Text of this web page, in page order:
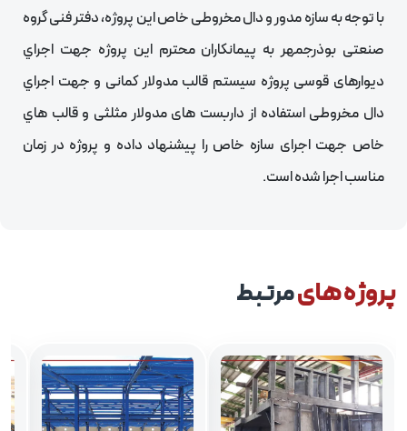
با توجه به سازه مدور و دال مخروطی خاص اين پروژه، دفتر فنی گروه
صنعتی بوذرجمهر به پيمانكاران محترم اين پروژه جهت اجراي
ديوارهای قوسی پروژه سيستم قالب مدولار كمانی و جهت اجراي
دال مخروطی استفاده از داربست های مدولار مثلثی و قالب هاي
خاص جهت اجرای سازه خاص را پيشنهاد داده و پروژه در زمان
مناسب اجرا شده است.
هایمرتبط